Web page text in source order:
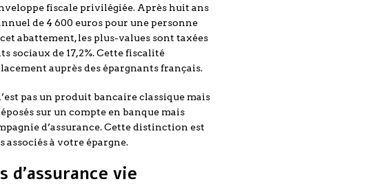
fiscale privilégiée. Après huit ans
de 4 600 euros pour une personne
abattement, les plus-values sont taxées
sociaux de 17,2%. Cette fiscalité
auprès des épargnants français.
pas un produit bancaire classique mais
sur un compte en banque mais
d’assurance. Cette distinction est
à votre épargne.
vie